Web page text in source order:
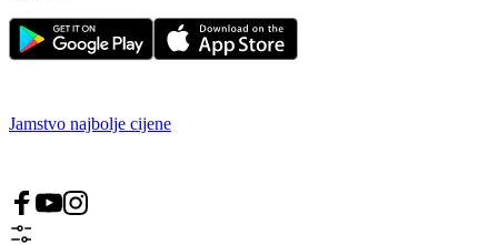
Jamstvo najbolje cijene